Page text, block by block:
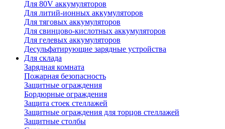
Для 80V аккумуляторов
Для литий-ионных аккумуляторов
Для тяговых аккумуляторов
Для свинцово-кислотных аккумуляторов
Для гелевых аккумуляторов
Десульфатирующие зарядные устройства
Для склада
Зарядная комната
Пожарная безопасность
Защитные ограждения
Бордюрные ограждения
Защита стоек стеллажей
Защитные ограждения для торцов стеллажей
Защитные столбы